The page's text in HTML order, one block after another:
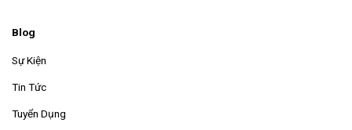
Blog
Sự Kiện
Tin Tức
Tuyển Dụng